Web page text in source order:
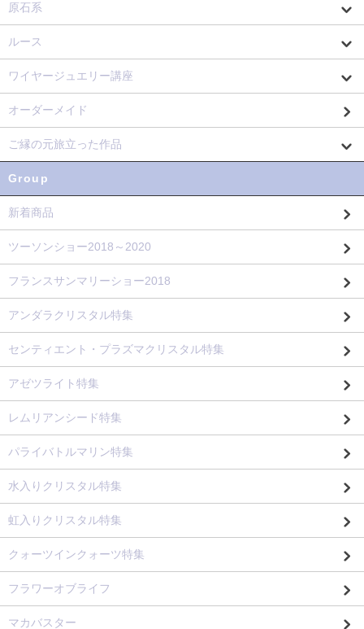
原石系
ルース
ワイヤージュエリー講座
オーダーメイド
ご縁の元旅立った作品
Group
新着商品
ツーソンショー2018～2020
フランスサンマリーショー2018
アンダラクリスタル特集
センティエント・プラズマクリスタル特集
アゼツライト特集
レムリアンシード特集
パライバトルマリン特集
水入りクリスタル特集
虹入りクリスタル特集
クォーツインクォーツ特集
フラワーオブライフ
マカバスター